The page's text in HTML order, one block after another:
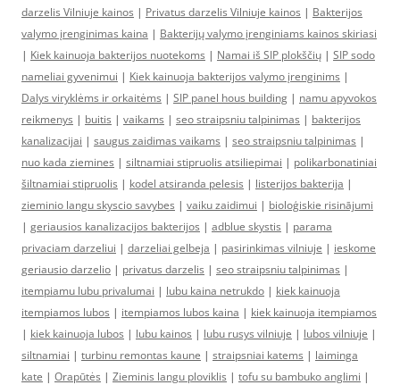
darzelis Vilniuje kainos | Privatus darzelis Vilniuje kainos | Bakterijos
valymo įrenginimas kaina | Bakterijų valymo įrenginiams kainos skiriasi
| Kiek kainuoja bakterijos nuotekoms | Namai iš SIP plokščių | SIP sodo
nameliai gyvenimui | Kiek kainuoja bakterijos valymo įrenginims |
Dalys viryklėms ir orkaitėms | SIP panel hous building | namu apyvokos
reikmenys | buitis | vaikams | seo straipsniu talpinimas | bakterijos
kanalizacijai | saugus zaidimas vaikams | seo straipsniu talpinimas |
nuo kada ziemines | siltnamiai stipruolis atsiliepimai | polikarbonatiniai
šiltnamiai stipruolis | kodel atsiranda pelesis | listerijos bakterija |
zieminio langu skyscio savybes | vaiku zaidimui | bioloģiskie risinājumi
| geriausios kanalizacijos bakterijos | adblue skystis | parama
privaciam darzeliui | darzeliai gelbeja | pasirinkimas vilniuje | ieskome
geriausio darzelio | privatus darzelis | seo straipsniu talpinimas |
itempiamu lubu privalumai | lubu kaina netrukdo | kiek kainuoja
itempiamos lubos | itempiamos lubos kaina | kiek kainuoja itempiamos
| kiek kainuoja lubos | lubu kainos | lubu rusys vilniuje | lubos vilniuje |
siltnamiai | turbinu remontas kaune | straipsniai katems | laiminga
kate | Orapūtės | Zieminis langu ploviklis | tofu su bambuko anglimi |